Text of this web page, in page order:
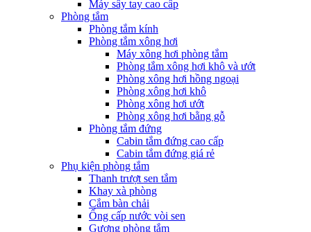
Máy sấy tay cao cấp
Phòng tắm
Phòng tắm kính
Phòng tắm xông hơi
Máy xông hơi phòng tắm
Phòng tắm xông hơi khô và ướt
Phòng xông hơi hồng ngoại
Phòng xông hơi khô
Phòng xông hơi ướt
Phòng xông hơi bằng gỗ
Phòng tắm đứng
Cabin tắm đứng cao cấp
Cabin tắm đứng giá rẻ
Phụ kiện phòng tắm
Thanh trượt sen tắm
Khay xà phòng
Cắm bàn chải
Ống cấp nước vòi sen
Gương phòng tắm